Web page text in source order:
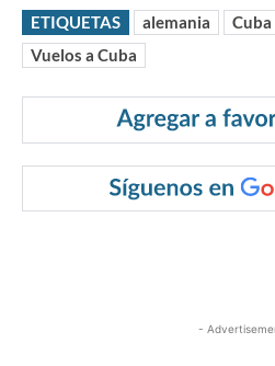
ETIQUETAS alemania Cuba
Vuelos a Cuba
-